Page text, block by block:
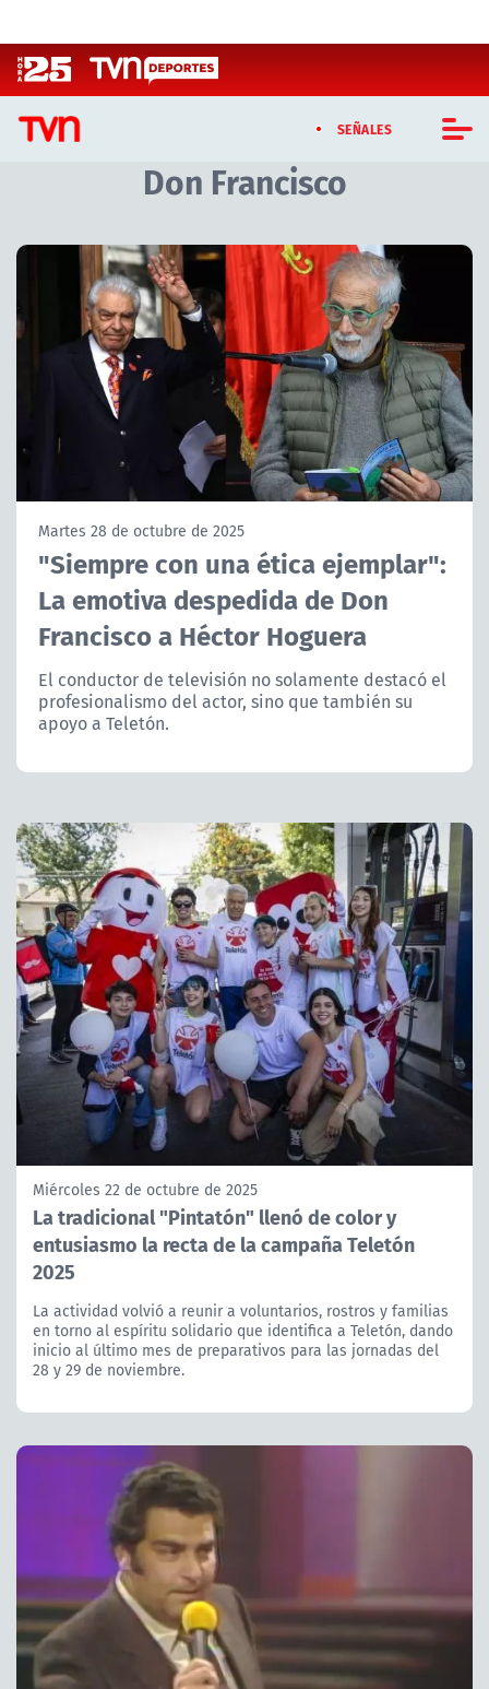
SEÑALES
CASTING MASTERCHEF CHILE
CASTING TVN VERTICAL
TVN VERTICAL
TVN PLAY
PROGRAMAS
TELESERIES
ACTUALIDAD Y TENDENCIAS
CORPORATIVO Y TRANSPARENCIA
CANAL DE DENUNCIAS
Don Francisco
Artículos relacionados con Don Francisco
Martes 28 de octubre de 2025
"Siempre con una ética ejemplar":
La emotiva despedida de Don
Francisco a Héctor Hoguera
El conductor de televisión no solamente destacó el
profesionalismo del actor, sino que también su
apoyo a Teletón.
Miércoles 22 de octubre de 2025
La tradicional "Pintatón" llenó de color y
entusiasmo la recta de la campaña Teletón
2025
La actividad volvió a reunir a voluntarios, rostros y familias
en torno al espíritu solidario que identifica a Teletón, dando
inicio al último mes de preparativos para las jornadas del
28 y 29 de noviembre.